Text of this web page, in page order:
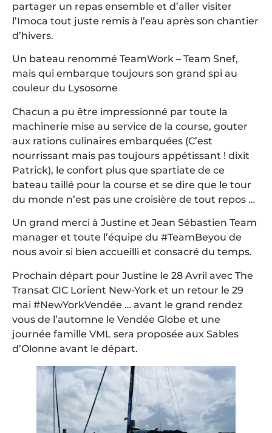
partager un repas ensemble et d’aller visiter
l’Imoca tout juste remis à l’eau après son chantier
d’hivers.
Un bateau renommé TeamWork – Team Snef,
mais qui embarque toujours son grand spi au
couleur du Lysosome
Chacun a pu être impressionné par toute la
machinerie mise au service de la course, gouter
aux rations culinaires embarquées (C’est
nourrissant mais pas toujours appétissant ! dixit
Patrick), le confort plus que spartiate de ce
bateau taillé pour la course et se dire que le tour
du monde n’est pas une croisière de tout repos …
Un grand merci à Justine et Jean Sébastien Team
manager et toute l’équipe du #TeamBeyou de
nous avoir si bien accueilli et consacré du temps.
Prochain départ pour Justine le 28 Avril avec The
Transat CIC Lorient New-York et un retour le 29
mai #NewYorkVendée … avant le grand rendez
vous de l’automne le Vendée Globe et une
journée famille VML sera proposée aux Sables
d’Olonne avant le départ.